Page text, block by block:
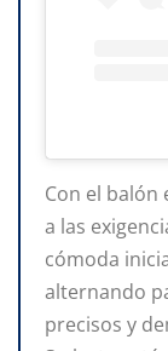
Con el balón
a las
cómoda
alternando
precisos y